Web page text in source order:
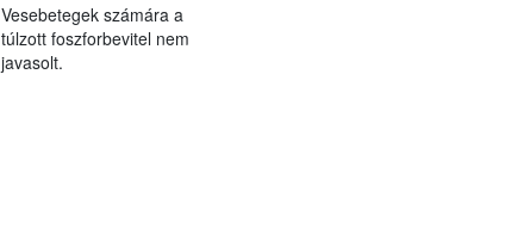
Vesebetegek számára a
túlzott foszforbevitel nem
javasolt.